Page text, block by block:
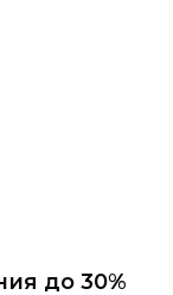
до 30%